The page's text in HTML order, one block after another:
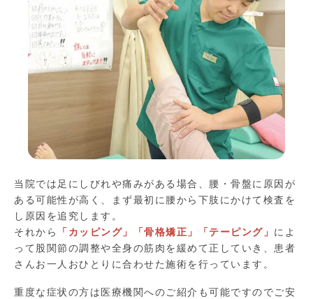
当院では足にしびれや痛みがある場合、腰・骨盤に原因が
ある可能性が高く、まず最初に腰から下肢にかけて検査を
し原因を追究します。
それから
「カッピング」「骨格矯正」「テーピング」 によ
って股関節の調整や全身の筋肉を緩めて正していき、患者
さんお一人おひとりに合わせた施術を行っています。
重度な症状の方は医療機関へのご紹介も可能ですのでご安